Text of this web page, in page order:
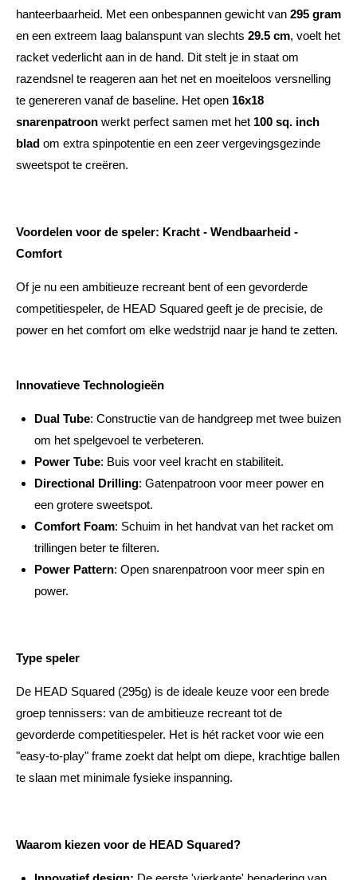
hanteerbaarheid. Met een onbespannen gewicht van 295 gram
en een extreem laag balanspunt van slechts 29.5 cm, voelt het
racket vederlicht aan in de hand. Dit stelt je in staat om
razendsnel te reageren aan het net en moeiteloos versnelling
te genereren vanaf de baseline. Het open 16x18
snarenpatroon werkt perfect samen met het 100 sq. inch
blad om extra spinpotentie en een zeer vergevingsgezinde
sweetspot te creëren.
Voordelen voor de speler: Kracht - Wendbaarheid -
Comfort
Of je nu een ambitieuze recreant bent of een gevorderde
competitiespeler, de HEAD Squared geeft je de precisie, de
power en het comfort om elke wedstrijd naar je hand te zetten.
Innovatieve Technologieën
Dual Tube: Constructie van de handgreep met twee buizen
om het spelgevoel te verbeteren.
Power Tube: Buis voor veel kracht en stabiliteit.
Directional Drilling: Gatenpatroon voor meer power en
een grotere sweetspot.
Comfort Foam: Schuim in het handvat van het racket om
trillingen beter te filteren.
Power Pattern: Open snarenpatroon voor meer spin en
power.
Type speler
De HEAD Squared (295g) is de ideale keuze voor een brede
groep tennissers: van de ambitieuze recreant tot de
gevorderde competitiespeler. Het is hét racket voor wie een
"easy-to-play" frame zoekt dat helpt om diepe, krachtige ballen
te slaan met minimale fysieke inspanning.
Waarom kiezen voor de HEAD Squared?